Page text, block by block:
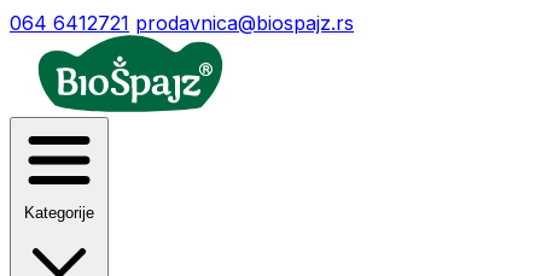
064 6412721 prodavnica@biospajz.rs
Kategorije